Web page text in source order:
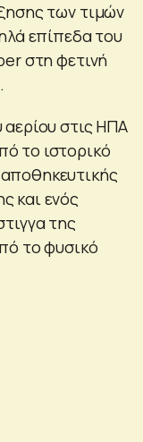
των τιμών
επίπεδα του
στη φετινή
στις ΗΠΑ
το ιστορικό
και ενός
της
το φυσικό